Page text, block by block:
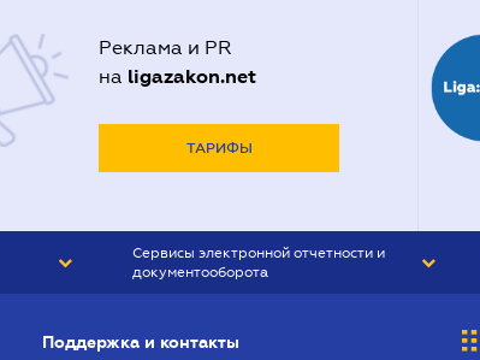
Адвокаты в Полтаве
Адвокаты в Харькове
Реклама и PR
на ligazakon.net
ТАРИФЫ
Сервисы электронной отчетности и
документооборота
Поддержка и контакты